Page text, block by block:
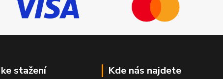
stažení Kde nás najdete